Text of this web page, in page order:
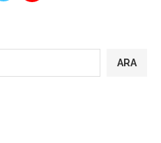
ARA